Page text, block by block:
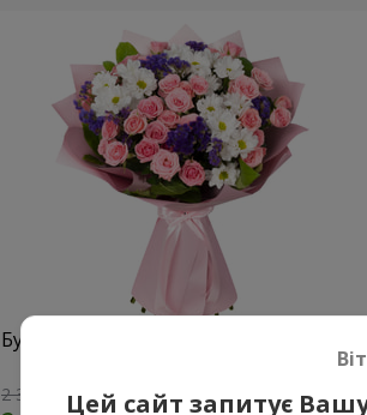
Букет "Ти прекрасна!"
2 399 грн Замовити
Цей сайт запитує